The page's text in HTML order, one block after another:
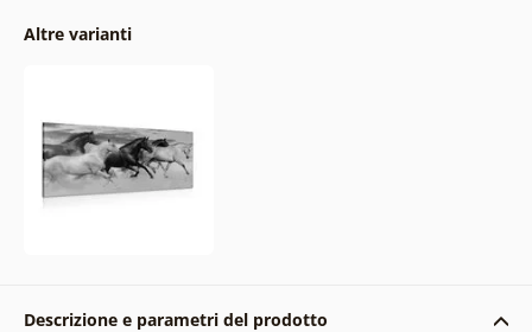
Altre varianti
Descrizione e parametri del prodotto